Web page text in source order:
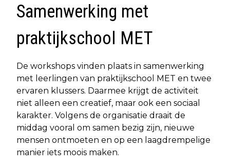
Samenwerking met
praktijkschool MET
De workshops vinden plaats in samenwerking
met leerlingen van praktijkschool MET en twee
ervaren klussers. Daarmee krijgt de activiteit
niet alleen een creatief, maar ook een sociaal
karakter. Volgens de organisatie draait de
middag vooral om samen bezig zijn, nieuwe
mensen ontmoeten en op een laagdrempelige
manier iets moois maken.